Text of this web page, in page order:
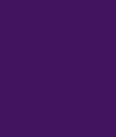
liever online,
gewoon thuis worden
komen ze met de
maar sinds opa een
ze dat niet meer.